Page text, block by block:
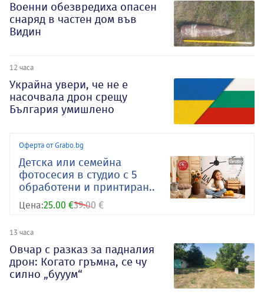
Военни обезвредиха опасен
снаряд в частен дом във
Видин
12 часа
Украйна увери, че не е
насочвала дрон срещу
България умишлено
Оферта от Grabo.bg
Детска или семейна
фотосесия в студио с 5
обработени и принтиран..
Цена:25.00 €39.00 €
13 часа
Овчар с разказ за падналия
дрон: Когато гръмна, се чу
силно „бууум“